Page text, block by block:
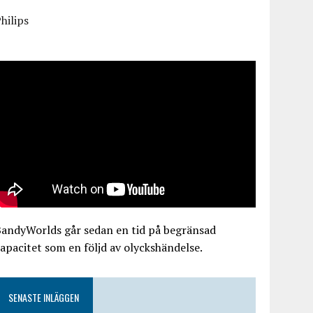
går sedan en tid på begränsad
som en följd av olyckshändelse.
SENASTE INLÄGGEN